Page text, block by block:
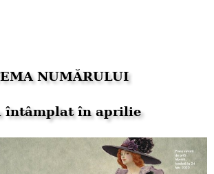
NUMĂRULUI
întâmplat în aprilie